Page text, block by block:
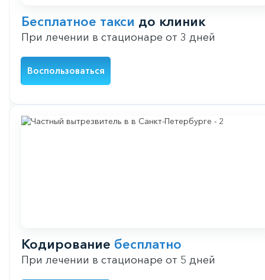
Бесплатное такси до клиник
При лечении в стационаре от 3 дней
Воспользоваться
Кодирование бесплатно
При лечении в стационаре от 5 дней